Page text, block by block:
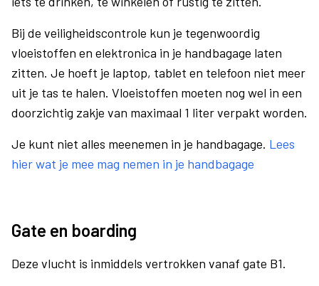
Bij de veiligheidscontrole kun je tegenwoordig
vloeistoffen en elektronica in je handbagage laten
zitten. Je hoeft je laptop, tablet en telefoon niet meer
uit je tas te halen. Vloeistoffen moeten nog wel in een
doorzichtig zakje van maximaal 1 liter verpakt worden.
Je kunt niet alles meenemen in je handbagage. Lees
hier wat je mee mag nemen in je handbagage
Gate en boarding
Deze vlucht is inmiddels vertrokken vanaf gate B1.